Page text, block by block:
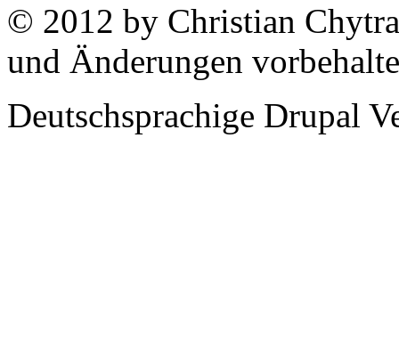
© 2012 by Christian
und Änderungen
Deutschsprachige Drupal